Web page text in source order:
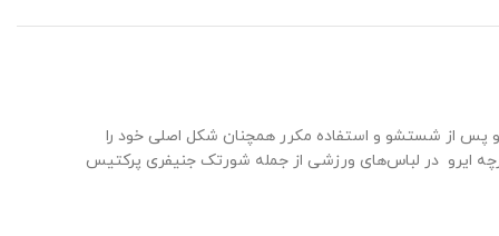
و پس از شستشو و استفاده مکرر همچنان شکل اصلی خود را
ایرو در لباس‌های ورزشی از جمله شورتک جنیفری پرکتیس